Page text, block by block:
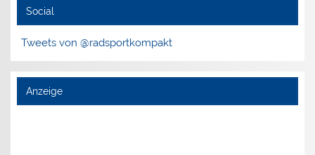
Social
Tweets von @radsportkompakt
Anzeige